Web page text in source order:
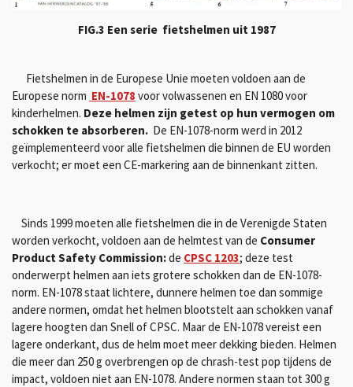
FIG.3 Een serie fietshelmen uit 1987
Fietshelmen in de Europese Unie moeten voldoen aan de
Europese norm EN-1078 voor volwassenen en EN 1080 voor
kinderhelmen. Deze helmen zijn getest op hun vermogen om
schokken te absorberen. De EN-1078-norm werd in 2012
geïmplementeerd voor alle fietshelmen die binnen de EU worden
verkocht; er moet een CE-markering aan de binnenkant zitten.
Sinds 1999 moeten alle fietshelmen die in de Verenigde Staten
worden verkocht, voldoen aan de helmtest van de Consumer
Product Safety Commission:de CPSC 1203; deze test
onderwerpt helmen aan iets grotere schokken dan de EN-1078-
norm. EN-1078 staat lichtere, dunnere helmen toe dan sommige
andere normen, omdat het helmen blootstelt aan schokken vanaf
lagere hoogten dan Snell of CPSC. Maar de EN-1078 vereist een
lagere onderkant, dus de helm moet meer dekking bieden. Helmen
die meer dan 250 g overbrengen op de chrash-test pop tijdens de
impact, voldoen niet aan EN-1078. Andere normen staan ​​tot 300 g